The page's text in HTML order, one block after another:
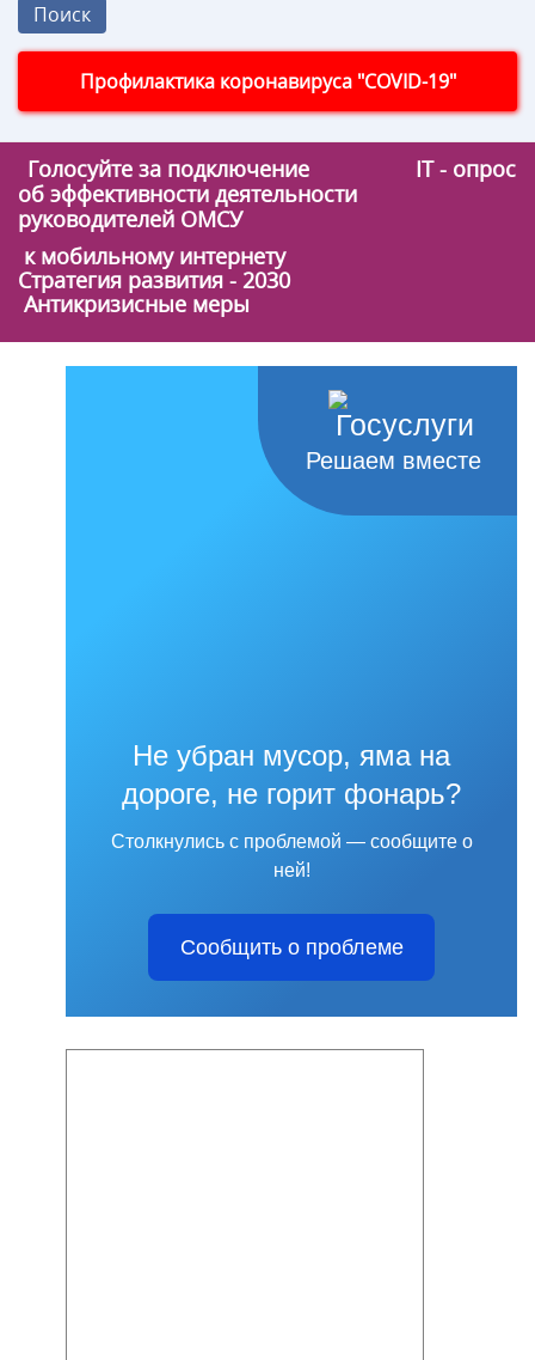
Профилактика коронавируса "COVID-19"
Голосуйте за подключение
IT - опрос
об эффективности деятельности
руководителей ОМСУ
к мобильному интернету
Стратегия развития - 2030
Антикризисные меры
Решаем вместе
Не убран мусор, яма на
дороге, не горит фонарь?
Столкнулись с проблемой — сообщите о
ней!
Сообщить о проблеме